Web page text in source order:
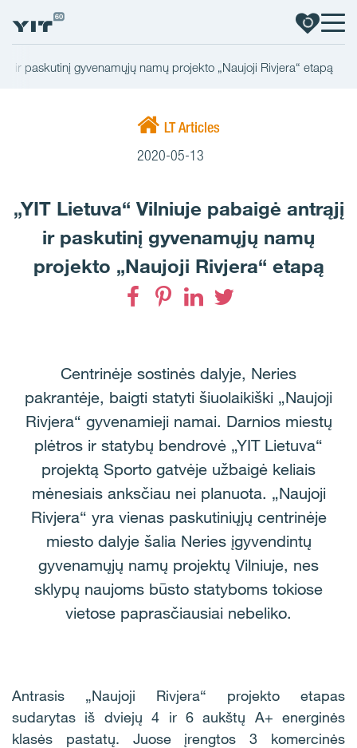
ir paskutinį gyvenamųjų namų projekto „Naujoji Rivjera“ etapą
LT Articles
2020-05-13
„YIT Lietuva“ Vilniuje pabaigė antrąjį
ir paskutinį gyvenamųjų namų
projekto „Naujoji Rivjera“ etapą
Centrinėje sostinės dalyje, Neries
pakrantėje, baigti statyti šiuolaikiški „Naujoji
Rivjera“ gyvenamieji namai. Darnios miestų
plėtros ir statybų bendrovė „YIT Lietuva“
projektą Sporto gatvėje užbaigė keliais
mėnesiais anksčiau nei planuota. „Naujoji
Rivjera“ yra vienas paskutiniųjų centrinėje
miesto dalyje šalia Neries įgyvendintų
gyvenamųjų namų projektų Vilniuje, nes
sklypų naujoms būsto statyboms tokiose
vietose paprasčiausiai nebeliko.
Antrasis „Naujoji Rivjera“ projekto etapas
sudarytas iš dviejų 4 ir 6 aukštų A+ energinės
klasės pastatų. Juose įrengtos 3 komercinės